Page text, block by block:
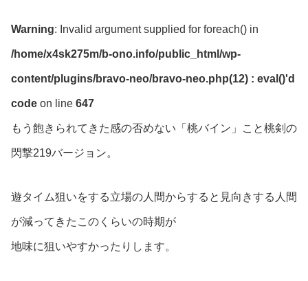
Warning: Invalid argument supplied for foreach() in
/home/x4sk275m/b-ono.info/public_html/wp-
content/plugins/bravo-neo/bravo-neo.php(12) : eval()'d
code on line 647
もう飽きられてきた感の否めない「桃バイン」こと桃剣の
閃撃219バージョン。
遊タイム狙いをする立場の人間からすると見向きする人間
が減ってきたこのくらいの時期が
地味に狙いやすかったりします。